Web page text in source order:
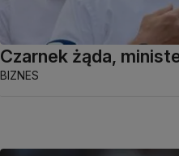
Czarnek żąda,
BIZNES